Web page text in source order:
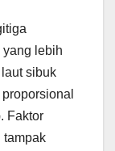
yang lebih
sibuk
Faktor
tampak